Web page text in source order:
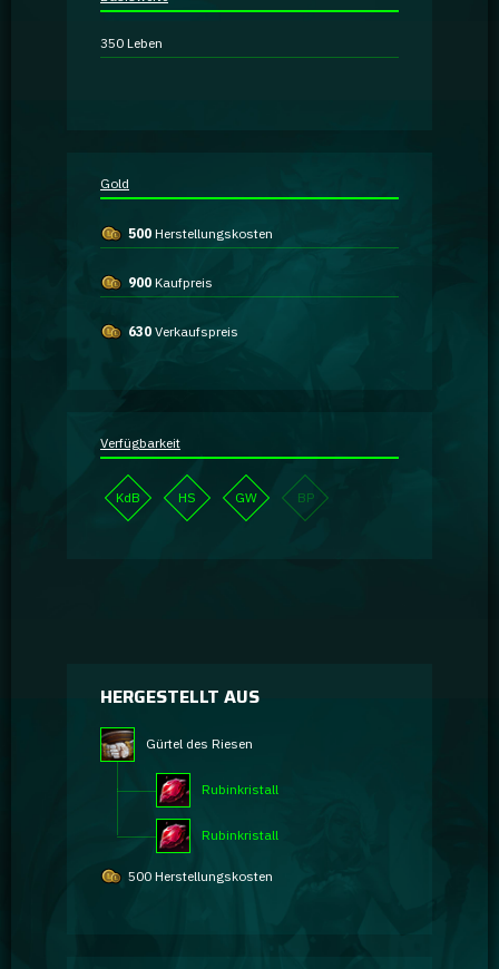
350 Leben
Gold
500 Herstellungskosten
900 Kaufpreis
630 Verkaufspreis
Verfügbarkeit
KdB HS GW BP
HERGESTELLT AUS
Gürtel des Riesen
Rubinkristall
Rubinkristall
500 Herstellungskosten